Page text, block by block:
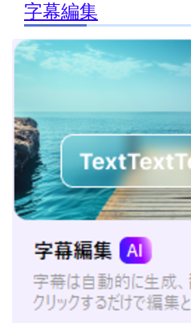
字幕編集